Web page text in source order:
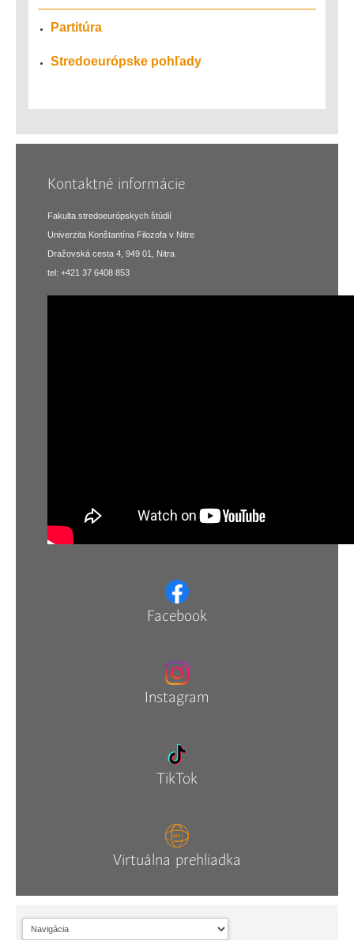
Partitúra
Stredoeurópske pohľady
Kontaktné informácie
Fakulta stredoeurópskych štúdií
Univerzita Konštantína Filozofa v Nitre
Dražovská cesta 4, 949 01, Nitra
tel: +421 37 6408 853
Facebook
Instagram
TikTok
Virtuálna prehliadka